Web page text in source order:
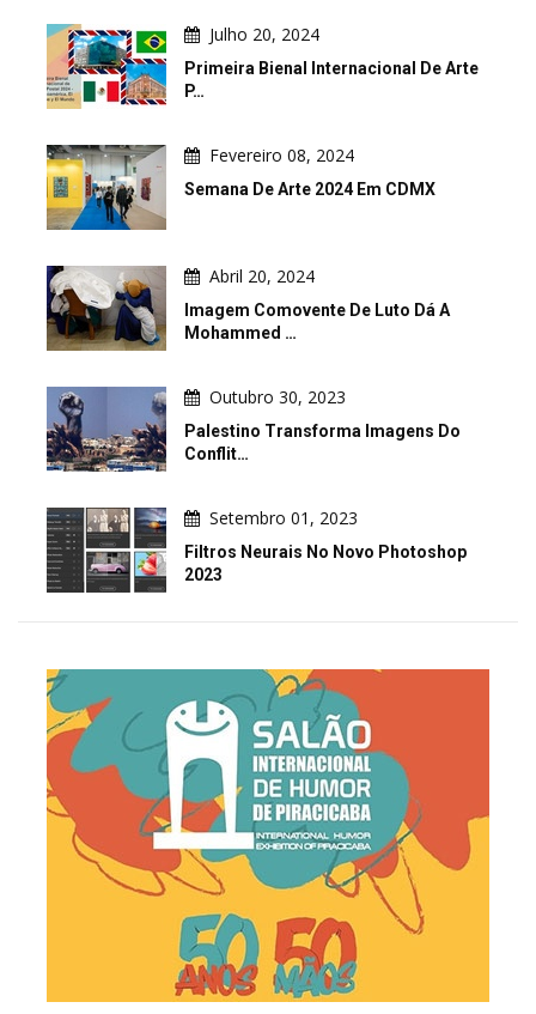
Julho 20, 2024
Primeira Bienal Internacional De Arte
P…
Fevereiro 08, 2024
Semana De Arte 2024 Em CDMX
Abril 20, 2024
Imagem Comovente De Luto Dá A
Mohammed …
Outubro 30, 2023
Palestino Transforma Imagens Do
Conflit…
Setembro 01, 2023
Filtros Neurais No Novo Photoshop
2023